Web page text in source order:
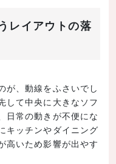
レイアウトの落
が、動線をふさいでし
して中央に大きなソフ
日常の動きが不便にな
キッチンやダイニング
高いため影響が出やす